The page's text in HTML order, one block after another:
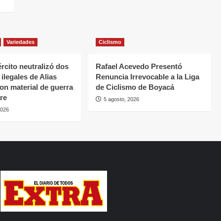
Variedades
neutralizó dos
de Alias
material de guerra
Ciclismo
Rafael Acevedo Presentó
Renuncia Irrevocable a la Liga
de Ciclismo de Boyacá
5 agosto, 2026